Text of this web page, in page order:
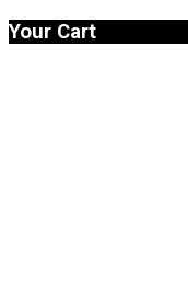
Your Cart